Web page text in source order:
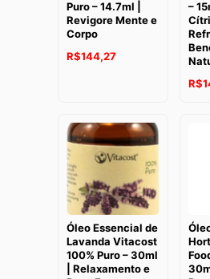
Puro – 14.7ml |
Revigore Mente e
Corpo
O
R$167,32.
R$144,27O
R$144,27.
–
O
R$
Óleo Essencial de
Lavanda Vitacost
100% Puro – 30ml
| Relaxamento e